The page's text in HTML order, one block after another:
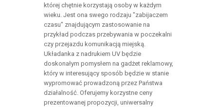
której chętnie korzystają osoby w każdym
wieku. Jest ona swego rodzaju "zabijaczem
czasu" znajdującym zastosowanie na
przykład podczas przebywania w poczekalni
czy przejazdu komunikacją miejską.
Układanka z nadrukiem UV będzie
doskonałym pomysłem na gadżet reklamowy,
który w interesujący sposób będzie w stanie
wypromować prowadzoną przez Państwa
działalność. Oferujemy korzystne ceny
prezentowanej propozycji, uniwersalny